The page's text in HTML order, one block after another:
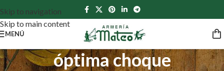
Skip to navigation
Skip to main content
MENÚ
óptima choque